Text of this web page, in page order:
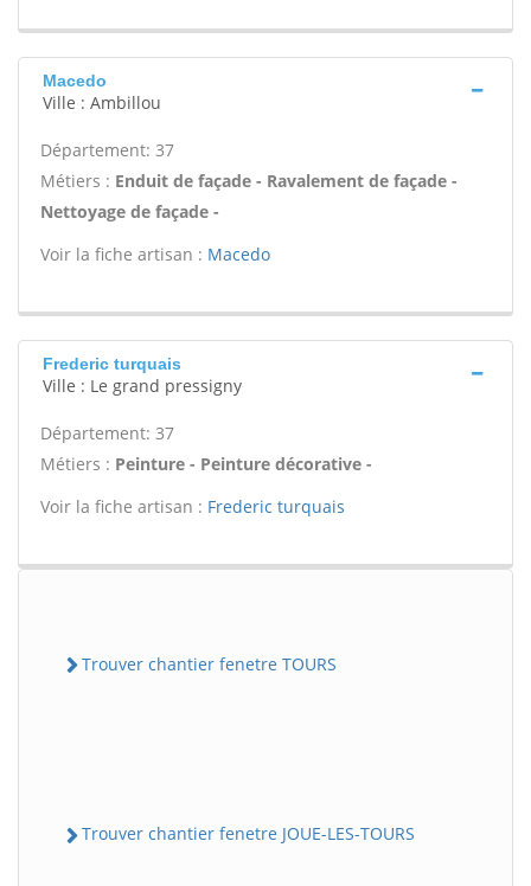
Macedo
Ville : Ambillou
Département: 37
Métiers : Enduit de façade - Ravalement de façade -
Nettoyage de façade -
Voir la fiche artisan : Macedo
Frederic turquais
Ville : Le grand pressigny
Département: 37
Métiers : Peinture - Peinture décorative -
Voir la fiche artisan : Frederic turquais
Trouver chantier fenetre TOURS
Trouver chantier fenetre JOUE-LES-TOURS